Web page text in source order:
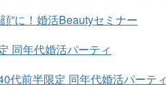
”に！婚活Beautyセミナー
同年代婚活パーティ
代前半限定 同年代婚活パーティ